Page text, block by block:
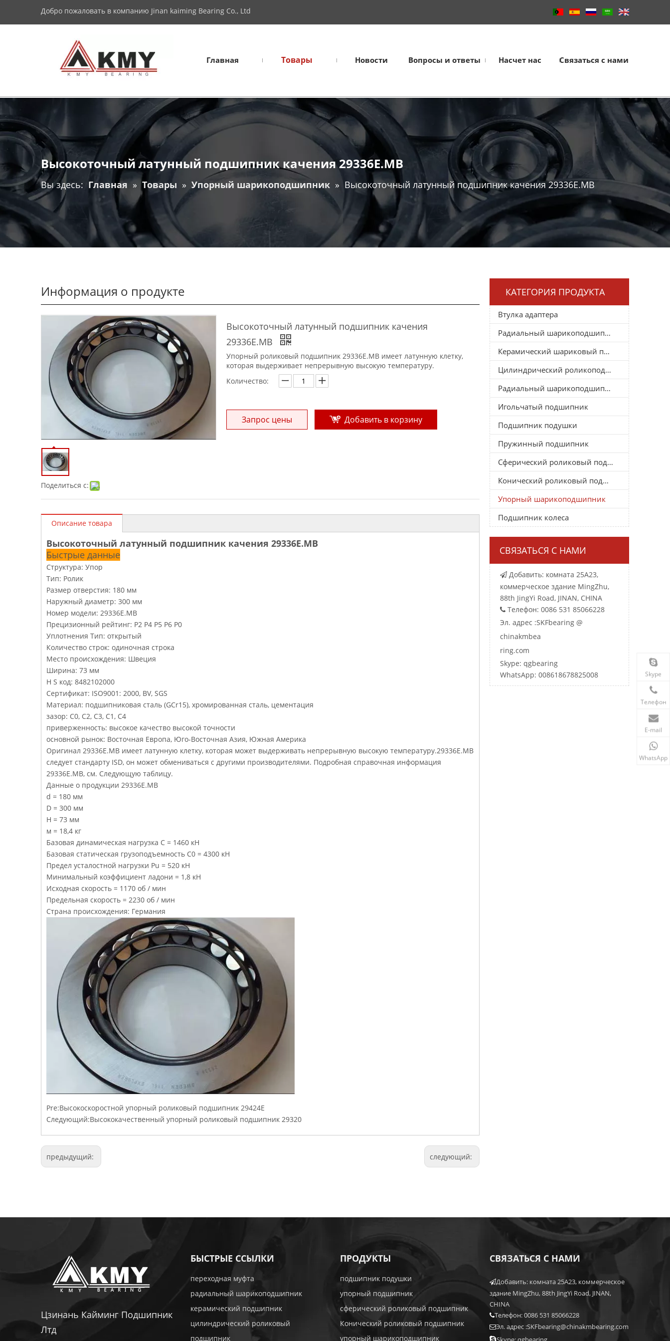
Добро пожаловать в компанию Jinan kaiming Bearing Co., Ltd
Главная Товары Новости Вопросы и ответы Насчет нас Связаться с нами
Высокоточный латунный подшипник качения 29336E.MB
Вы здесь: Главная » Товары » Упорный шарикоподшипник » Высокоточный латунный подшипник качения 29336E.MB
Информация о продукте
Поделиться с:
Высокоточный латунный подшипник качения
29336E.MB
Упорный роликовый подшипник 29336E.MB имеет латунную клетку,
которая выдерживает непрерывную высокую температуру.
Количество:
Запрос цены Добавить в корзину
Описание товара
Высокоточный латунный подшипник качения 29336E.MB
Быстрые данные
Структура: Упор
Тип: Ролик
Размер отверстия: 180 мм
Наружный диаметр: 300 мм
Номер модели: 29336E.MB
Прецизионный рейтинг: P2 P4 P5 P6 P0
Уплотнения Тип: открытый
Количество строк: одиночная строка
Место происхождения: Швеция
Ширина: 73 мм
H S код: 8482102000
Сертификат: ISO9001: 2000, BV, SGS
Материал: подшипниковая сталь (GCr15), хромированная сталь, цементация
зазор: C0, C2, C3, C1, C4
приверженность: высокое качество высокой точности
основной рынок: Восточная Европа, Юго-Восточная Азия, Южная Америка
Оригинал 29336E.MB имеет латунную клетку, которая может выдерживать непрерывную высокую температуру.29336E.MB
следует стандарту ISD, он может обмениваться с другими производителями. Подробная справочная информация
29336E.MB, см. Следующую таблицу.
Данные о продукции 29336E.MB
d = 180 мм
D = 300 мм
Н = 73 мм
м = 18,4 кг
Базовая динамическая нагрузка C = 1460 кН
Базовая статическая грузоподъемность C0 = 4300 кН
Предел усталостной нагрузки Pu = 520 кН
Минимальный коэффициент ладони = 1,8 кН
Исходная скорость = 1170 об / мин
Предельная скорость = 2230 об / мин
Страна происхождения: Германия
Pre:Высокоскоростной упорный роликовый подшипник 29424E
Следующий:Высококачественный упорный роликовый подшипник 29320
предыдущий: следующий:
КАТЕГОРИЯ ПРОДУКТА
Втулка адаптера
Радиальный шарикоподшипник
Керамический шариковый подшипник
Цилиндрический роликоподшипник
Радиальный шарикоподшипник
Игольчатый подшипник
Подшипник подушки
Пружинный подшипник
Сферический роликовый подшипник
Конический роликовый подшипник
Упорный шарикоподшипник
Подшипник колеса
СВЯЗАТЬСЯ С НАМИ
 Добавить: комната 25A23,
коммерческое здание MingZhu,
88th JingYi Road, JINAN, CHINA
 Телефон: 0086 531 85066228
Эл. адрес :SKFbearing @
chinakmbea
ring.com
Skype: qgbearing
WhatsApp: 008618678825008
Цзинань Кайминг Подшипник
Лтд
БЫСТРЫЕ ССЫЛКИ
переходная муфта
радиальный шарикоподшипник
керамический подшипник
цилиндрический роликовый
подшипник
ПРОДУКТЫ
подшипник подушки
упорный подшипник
сферический роликовый подшипник
Конический роликовый подшипник
упорный шарикоподшипник
СВЯЗАТЬСЯ С НАМИ
Добавить: комната 25A23, коммерческое
здание MingZhu, 88th JingYi Road, JINAN,
CHINA
Телефон: 0086 531 85066228
Эл. адрес :SKFbearing@chinakmbearing.com

Skype
Телефон
E-mail
WhatsApp